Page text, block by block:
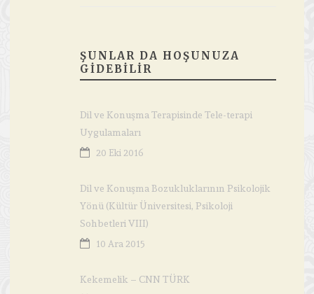
ŞUNLAR DA HOŞUNUZA
GIDEBILIR
Dil ve Konuşma Terapisinde Tele-terapi
Uygulamaları
20 Eki 2016
Dil ve Konuşma Bozukluklarının Psikolojik
Yönü (Kültür Üniversitesi, Psikoloji
Sohbetleri VIII)
10 Ara 2015
Kekemelik – CNN TÜRK